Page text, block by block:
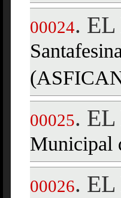
00024. EL
00025. EL
Municipal
00026. EL